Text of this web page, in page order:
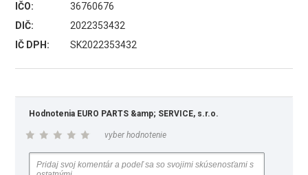
IČO:
36760676
DIČ:
2022353432
IČ DPH:
SK2022353432
Hodnotenia EURO PARTS &amp; SERVICE, s.r.o.
vyber hodnotenie